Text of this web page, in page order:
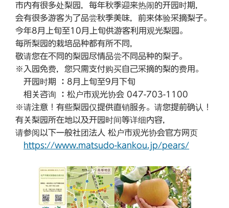
市内有很多处梨园，每年秋季迎来热闹的开园时期，
会有很多游客为了品尝秋季美味，前来体验采摘梨子。
今年8月上旬至10月上旬供游客利用观光梨园。
每所梨园的栽培品种都有所不同，
敬请您在不同的梨园尽情品尝不同品种的梨子。
※入园免费，您只需支付购买自己采摘的梨的费用。
开园时期
： 8月上旬至9月下旬
相关咨询
： 松户市观光协会 047-703-1100
※请注意！有些梨园仅提供直销服务。请您提前确认！
有关梨园所在地以及开园时间等详细内容，
请参阅以下一般社团法人 松户市观光协会官方网页
https://www.matsudo-kankou.jp/pears/